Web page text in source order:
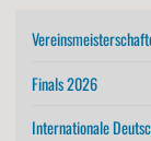
Finals 2026
Internationale